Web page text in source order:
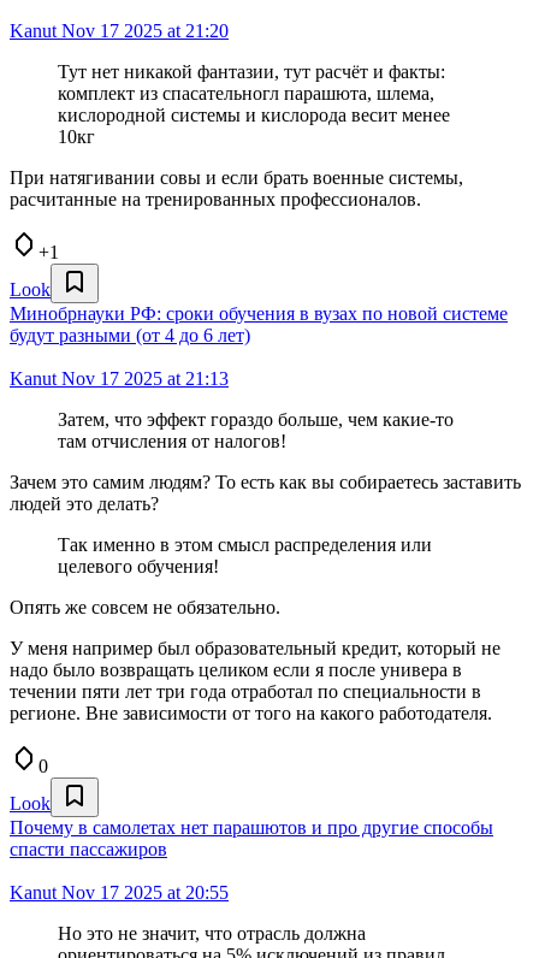
Kanut Nov 17 2025 at 21:20
Тут нет никакой фантазии, тут расчёт и факты:
комплект из спасательногл парашюта, шлема,
кислородной системы и кислорода весит менее
10кг
При натягивании совы и если брать военные системы,
расчитанные на тренированных профессионалов.
+1
Look
Минобрнауки РФ: сроки обучения в вузах по новой системе
будут разными (от 4 до 6 лет)
Kanut Nov 17 2025 at 21:13
Затем, что эффект гораздо больше, чем какие-то
там отчисления от налогов!
Зачем это самим людям? То есть как вы собираетесь заставить
людей это делать?
Так именно в этом смысл распределения или
целевого обучения!
Опять же совсем не обязательно.
У меня например был образовательный кредит, который не
надо было возвращать целиком если я после универа в
течении пяти лет три года отработал по специальности в
регионе. Вне зависимости от того на какого работодателя.
0
Look
Почему в самолетах нет парашютов и про другие способы
спасти пассажиров
Kanut Nov 17 2025 at 20:55
Но это не значит, что отрасль должна